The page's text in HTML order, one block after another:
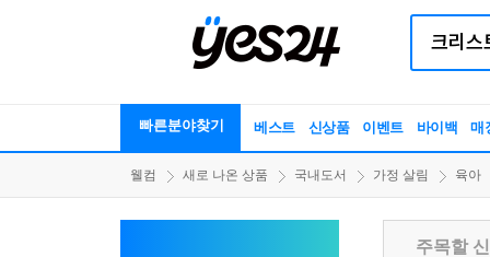
빠른분야찾기 베스트 신상품 이벤트 바이백 매
웰컴 새로 나온 상품 국내도서 가정 살림 육아
주목할